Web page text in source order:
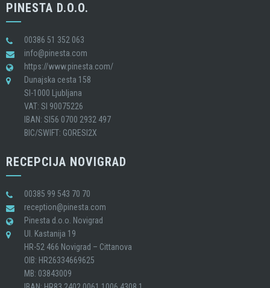
PINESTA D.O.O.
00386 51 352 063
info@pinesta.com
https://www.pinesta.com/
Dunajska cesta 158
SI-1000 Ljubljana
VAT: SI 90075226
IBAN: SI56 0700 2932 497
BIC/SWIFT: GORESI2X
RECEPCIJA NOVIGRAD
00385 99 543 70 70
reception@pinesta.com
Pinesta d.o.o. Novigrad
Ul. Kastanija 19
HR-52 466 Novigrad – Cittanova
OIB: HR26334669625
MB: 03843009